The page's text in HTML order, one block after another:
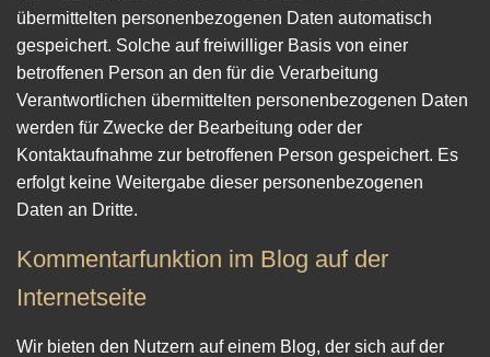
übermittelten personenbezogenen Daten automatisch
gespeichert. Solche auf freiwilliger Basis von einer
betroffenen Person an den für die Verarbeitung
Verantwortlichen übermittelten personenbezogenen Daten
werden für Zwecke der Bearbeitung oder der
Kontaktaufnahme zur betroffenen Person gespeichert. Es
erfolgt keine Weitergabe dieser personenbezogenen
Daten an Dritte.
Kommentarfunktion im Blog auf der
Internetseite
Wir bieten den Nutzern auf einem Blog, der sich auf der